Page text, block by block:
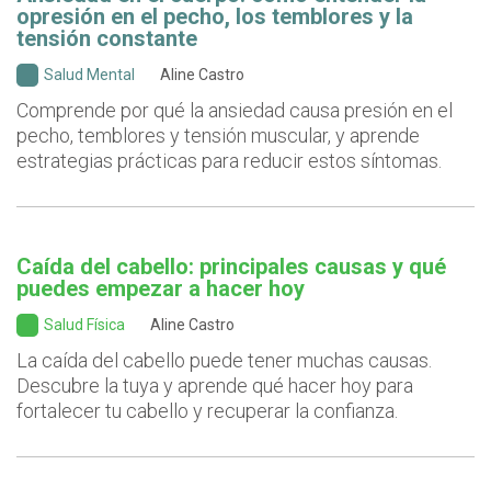
opresión en el pecho, los temblores y la
tensión constante
Salud Mental Aline Castro
Comprende por qué la ansiedad causa presión en el
pecho, temblores y tensión muscular, y aprende
estrategias prácticas para reducir estos síntomas.
Caída del cabello: principales causas y qué
puedes empezar a hacer hoy
Salud Física Aline Castro
La caída del cabello puede tener muchas causas.
Descubre la tuya y aprende qué hacer hoy para
fortalecer tu cabello y recuperar la confianza.